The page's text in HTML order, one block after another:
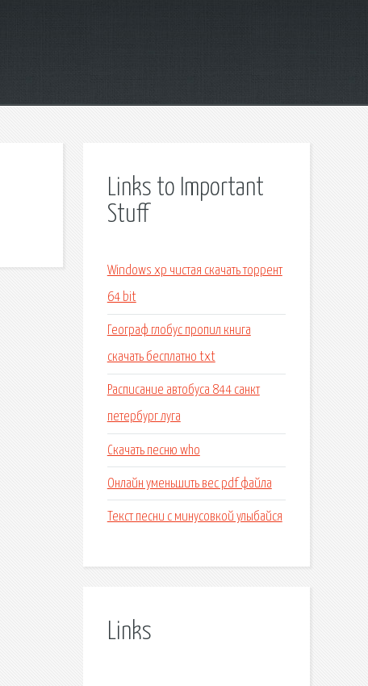
Links to Important
Stuff
Windows xp чистая скачать торрент
64 bit
Географ глобус пропил книга
скачать бесплатно txt
Расписание автобуса 844 санкт
петербург луга
Скачать песню who
Онлайн уменьшить вес pdf файла
Текст песни с минусовкой улыбайся
Links